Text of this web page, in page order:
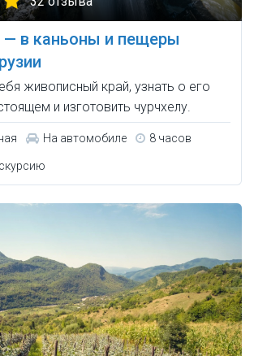
— в каньоны и пещеры
живописный край, узнать о его
и изготовить чурчхелу.
На автомобиле 8 часов